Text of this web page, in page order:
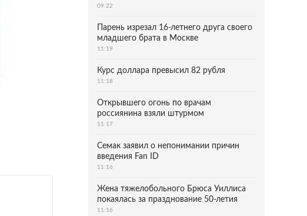
09:22
Парень изрезал 16-летнего друга своего
младшего брата в Москве
11:19
Курс доллара превысил 82 рубля
11:18
Открывшего огонь по врачам
россиянина взяли штурмом
11:17
Семак заявил о непонимании причин
введения Fan ID
11:16
Жена тяжелобольного Брюса Уиллиса
покаялась за празднование 50-летия
11:16